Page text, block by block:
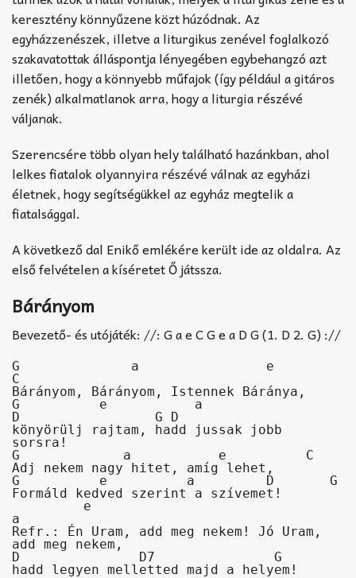
keresztény könnyűzene közt húzódnak. Az
egyházzenészek, illetve a liturgikus zenével foglalkozó
szakavatottak álláspontja lényegében egybehangzó azt
illetően, hogy a könnyebb műfajok (így például a gitáros
zenék) alkalmatlanok arra, hogy a liturgia részévé
váljanak.
Szerencsére több olyan hely található hazánkban, ahol
lelkes fiatalok olyannyira részévé válnak az egyházi
életnek, hogy segítségükkel az egyház megtelik a
fiatalsággal.
A következő dal Enikő emlékére került ide az oldalra. Az
első felvételen a kíséretet Ő játssza.
Bárányom
Bevezető- és utójáték: //: G a e C G e a D G (1. D 2. G) ://
G	       a		e
C
Bárányom, Bárányom, Istennek Báránya,
G	   e           a
D	          G D
könyörülj rajtam, hadd jussak jobb
sorsra!
G	      a	          e          C
Adj nekem nagy hitet, amíg lehet,
G	   e	      a         D	G
Formáld kedved szerint a szívemet!
a
Refr.: Én Uram, add meg nekem! Jó Uram,
add meg nekem,
D		D7	         G
hadd legyen melletted majd a helyem!